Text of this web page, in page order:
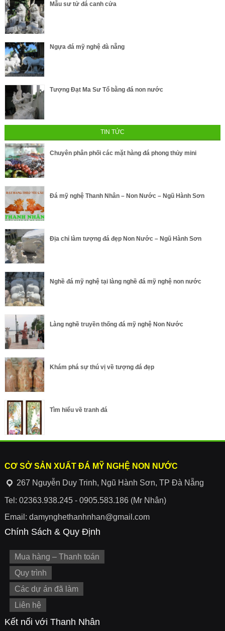
Mẫu sư tử đá canh cửa
Ngựa đá mỹ nghệ đà nẵng
Tượng Đạt Ma Sư Tổ bằng đá non nước
TIN TỨC
Chuyên phân phối các mặt hàng đá phong thủy mini
Đá mỹ nghệ Thanh Nhân – Non Nước – Ngũ Hành Sơn
Địa chỉ làm tượng đá đẹp Non Nước – Ngũ Hành Sơn
Nghề đá mỹ nghệ tại làng nghề đá mỹ nghệ non nước
Làng nghề truyền thống đá mỹ nghệ Non Nước
Khám phá sự thú vị về tượng đá đẹp
Tìm hiểu về tranh đá
CƠ SỞ SẢN XUẤT ĐÁ MỸ NGHỆ NON NƯỚC
267 Nguyễn Duy Trinh, Ngũ Hành Sơn, TP Đà Nẵng
Tel: 02363.938.245 - 0905.583.186 (Mr Nhân)
Email: damynghethanhnhan@gmail.com
Chính Sách & Quy Định
Mua hàng – Thanh toán
Quy trình
Các dự án đã làm
Liên hệ
Kết nối với Thanh Nhân